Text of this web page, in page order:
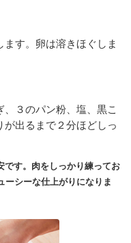
す。卵は溶きほぐしま
３のパン粉、塩、黒こ
が出るまで２分ほどしっ
です。肉をしっかり練ってお
ーシーな仕上がりになりま